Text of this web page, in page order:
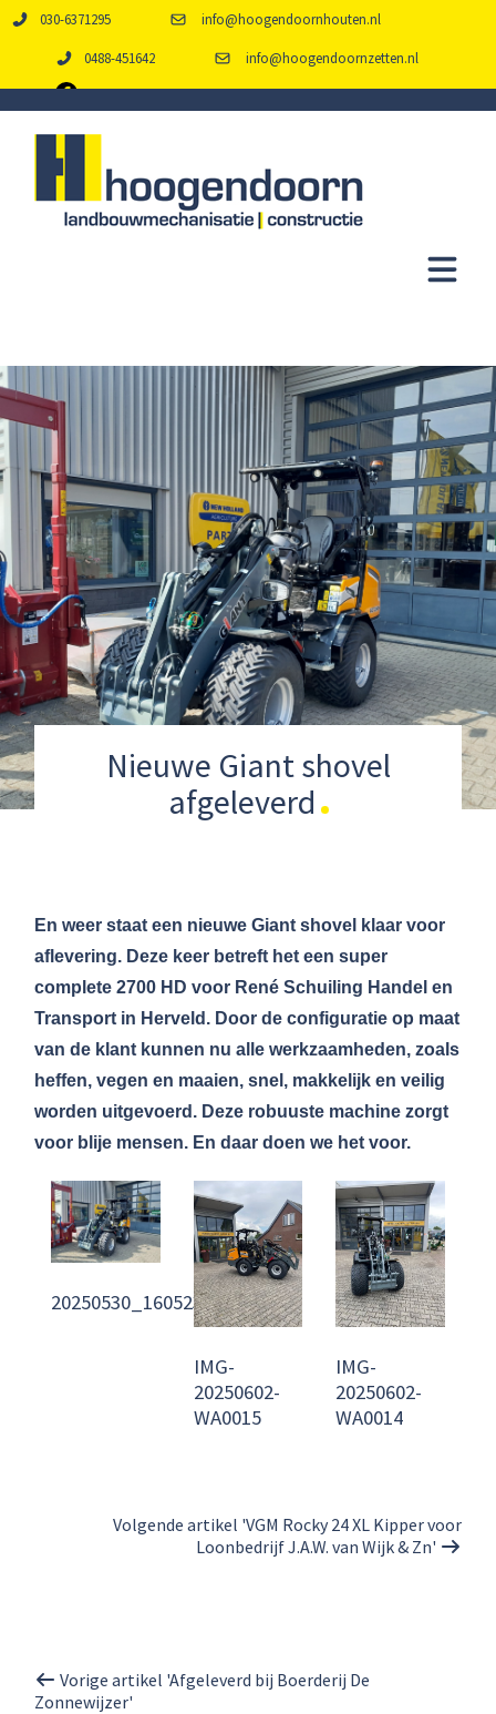
030-6371295 info@hoogendoornhouten.nl
0488-451642 info@hoogendoornzetten.nl
Nieuwe Giant shovel
afgeleverd
En weer staat een nieuwe Giant shovel klaar voor
aflevering. Deze keer betreft het een super
complete 2700 HD voor René Schuiling Handel en
Transport in Herveld. Door de configuratie op maat
van de klant kunnen nu alle werkzaamheden, zoals
heffen, vegen en maaien, snel, makkelijk en veilig
worden uitgevoerd. Deze robuuste machine zorgt
voor blije mensen. En daar doen we het voor.
20250530_160523
IMG-
20250602-
WA0015
IMG-
20250602-
WA0014
Volgende artikel 'VGM Rocky 24 XL Kipper voor
Loonbedrijf J.A.W. van Wijk & Zn'
Vorige artikel 'Afgeleverd bij Boerderij De
Zonnewijzer'